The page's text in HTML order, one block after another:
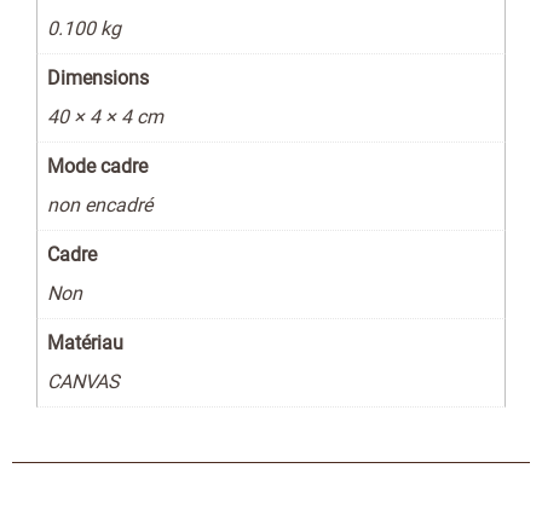
0.100 kg
Dimensions
40 × 4 × 4 cm
Mode cadre
non encadré
Cadre
Non
Matériau
CANVAS